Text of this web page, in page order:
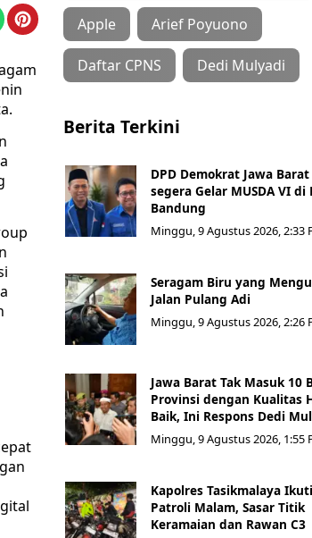
Apple Arief Poyuono
Daftar CPNS Dedi Mulyadi
Berita Terkini
DPD Demokrat Jawa
segera Gelar MUSDA VI di
Bandung
Minggu, 9 Agustus 2026, 2:33
Seragam Biru yang
Jalan Pulang Adi
Minggu, 9 Agustus 2026, 2:26
Jawa Barat Tak Masuk 10
Provinsi dengan Kualitas
Baik, Ini Respons Dedi
Minggu, 9 Agustus 2026, 1:55
Kapolres Tasikmalaya Ikuti
Patroli Malam, Sasar Titik
Keramaian dan Rawan C3